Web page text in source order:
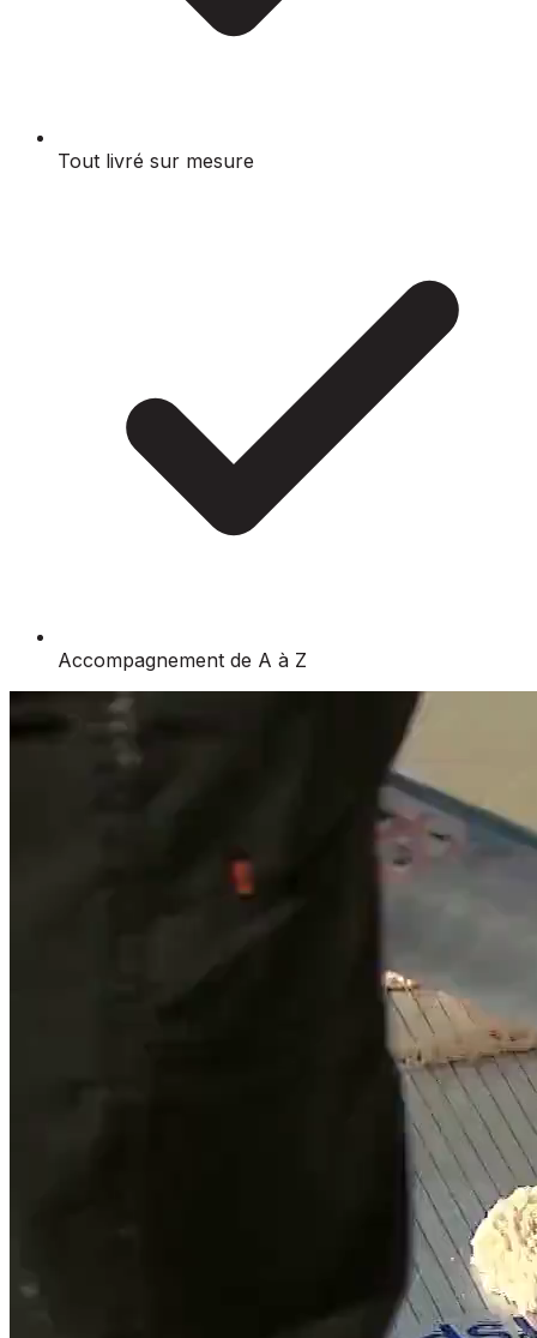
Tout livré sur mesure
Accompagnement de A à Z